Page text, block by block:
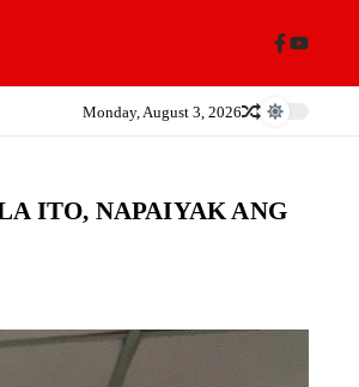
Monday, August 3, 2026
ITO, NAPAIYAK ANG